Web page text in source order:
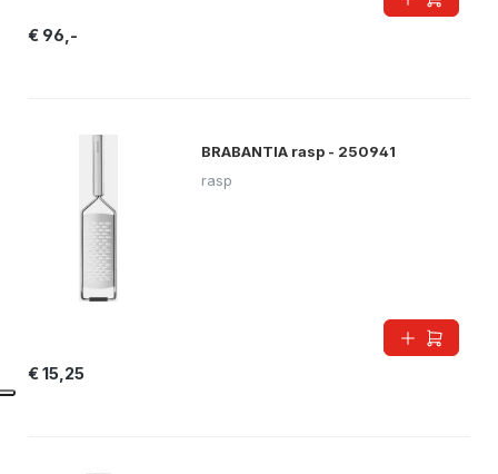
€ 96,-
BRABANTIA rasp - 250941
rasp
€ 15,25